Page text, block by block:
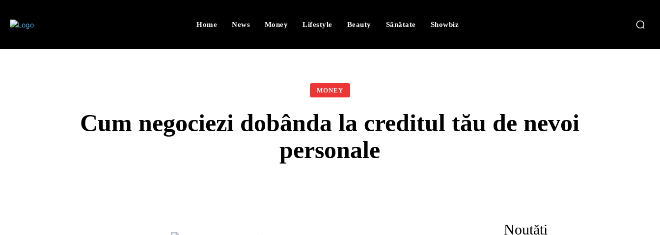
Home News Money Lifestyle Beauty Sănătate Showbiz
MONEY
Cum negociezi dobânda la creditul tău de nevoi
personale
Noutăți